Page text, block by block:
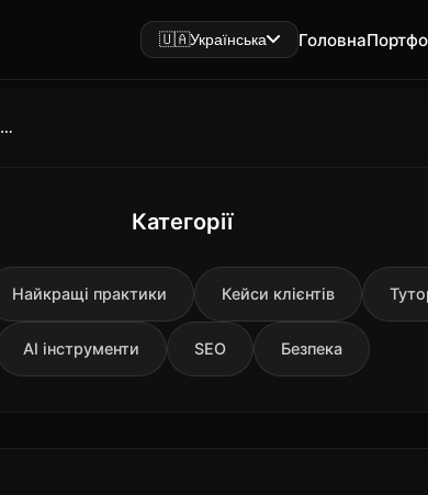
🇺🇦Українська Головна
LM Studio 2026: що це таке і навіщо запускати AI на Mac
Категорії
Найкращі практики Кейси клієнтів
AI інструменти SEO Безпека